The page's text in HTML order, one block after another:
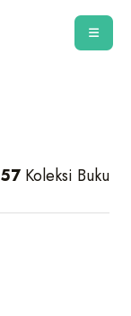
Koleksi Buku